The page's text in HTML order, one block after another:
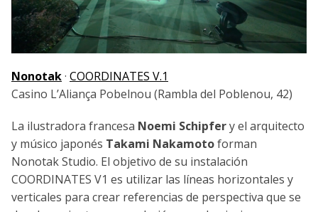
Nonotak· COORDINATES V.1
Casino L’Aliança Pobelnou (Rambla del Poblenou, 42)
La ilustradora francesa Noemi Schipfery el arquitecto
y músico japonés Takami Nakamotoforman
Nonotak Studio. El objetivo de su instalación
COORDINATES V1 es utilizar las líneas horizontales y
verticales para crear referencias de perspectiva que se